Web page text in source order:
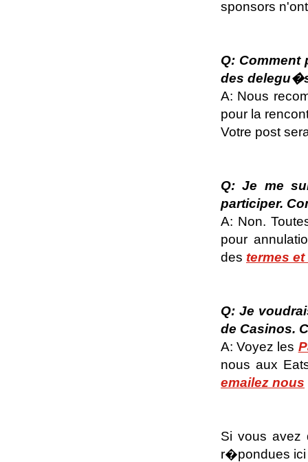
sponsors
Q: Comment
des
A: Nous
pour la
Votre post
Q: Je me
participer.
A: Non.
pour
des termes
Q: Je
de Casinos.
A: Voyez les
nous aux
emailez nous
Si vous avez
r�pondues